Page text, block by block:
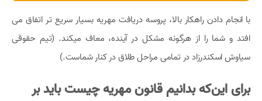
با انجام دادن راهکار بالا، پروسه دریافت مهریه بسیار سریع تر اتفاق می
افتد و شما را از هرگونه مشکل در آینده، معاف میکند. (تیم حقوقی
سیاوش اسکندرزاد در تمامی مراحل طلاق در کنار شماست.)
برای این‌که بدانیم قانون مهریه چیست باید بر